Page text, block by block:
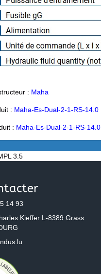
: Maha
: Maha-Es-Dual-2-1-RS-14.0
: Maha-Es-Dual-2-1-RS-14.0
3.5
14 93
Kieffer L-8389 Grass